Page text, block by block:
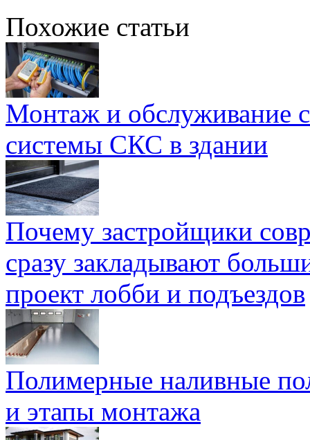
Похожие статьи
Монтаж и обслуживание
системы СКС в здании
Почему застройщики
сразу закладывают
проект лобби и подъездов
Полимерные наливные
и этапы монтажа